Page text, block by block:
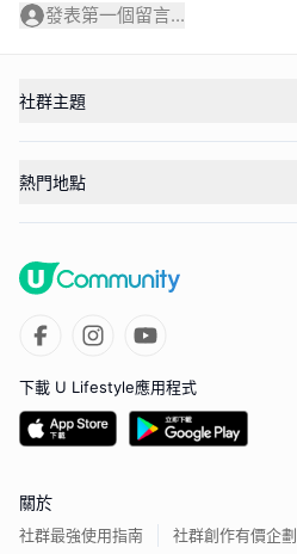
發表第一個留言...
社群主題
熱門地點
下載 U Lifestyle應用程式
關於
社群最強使用指南 社群創作有價企劃